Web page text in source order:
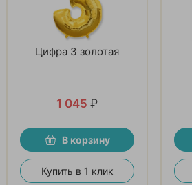
Цифра 3 золотая
1 045 ₽
В корзину
Купить в 1 клик